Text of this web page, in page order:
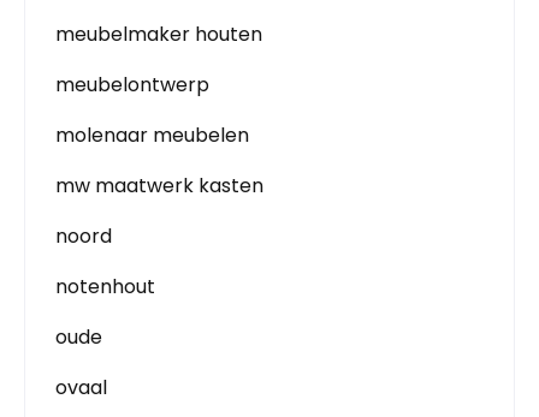
meubelmaker houten
meubelontwerp
molenaar meubelen
mw maatwerk kasten
noord
notenhout
oude
ovaal